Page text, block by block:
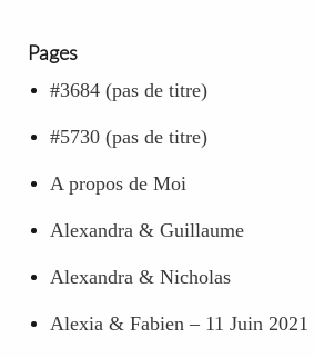
QUI SUIS-JE
STUDIO PORTRAITS
Pages
#3684 (pas de titre)
#5730 (pas de titre)
A propos de Moi
Alexandra & Guillaume
Alexandra & Nicholas
Alexia & Fabien – 11 Juin 2021